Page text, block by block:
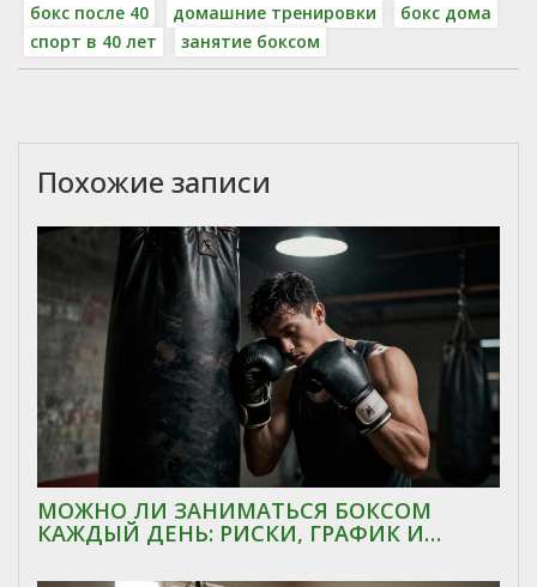
бокс после 40
домашние тренировки
бокс дома
спорт в 40 лет
занятие боксом
Похожие записи
МОЖНО ЛИ ЗАНИМАТЬСЯ БОКСОМ
КАЖДЫЙ ДЕНЬ: РИСКИ, ГРАФИК И